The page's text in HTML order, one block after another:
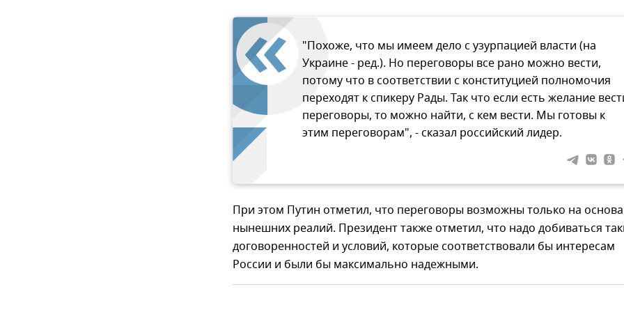
"Похоже, что мы имеем дело с узурпацией власти (на
Украине - ред.). Но переговоры все рано можно вести,
потому что в соответствии с конституцией полномочия
переходят к спикеру Рады. Так что если есть желание
переговоры, то можно найти, с кем вести. Мы готовы к
этим переговорам", - сказал российский лидер.
При этом Путин отметил, что переговоры возможны только на
нынешних реалий. Президент также отметил, что надо добиваться
договоренностей и условий, которые соответствовали бы интересам
России и были бы максимально надежными.